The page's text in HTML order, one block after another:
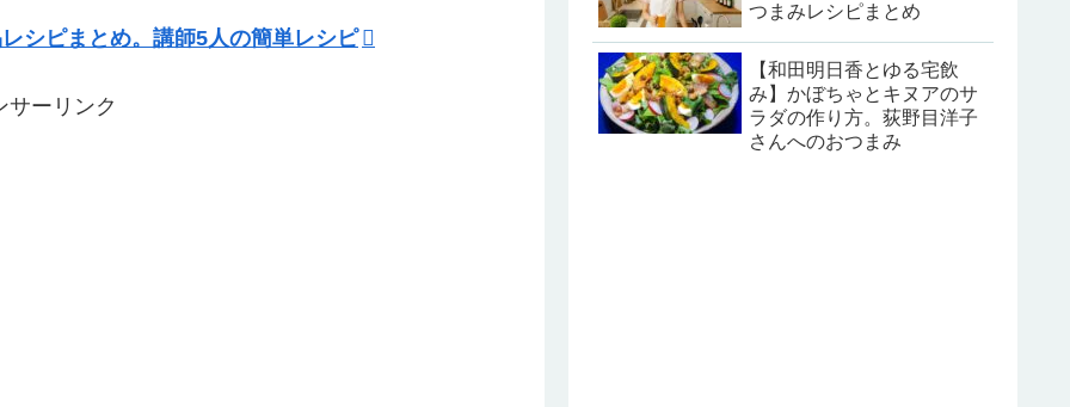
シピまとめ。講師5人の簡単レシピ
サーリンク
つまみレシピまとめ
【和田明日香とゆる宅飲
み】かぼちゃとキヌアのサ
ラダの作り方。荻野目洋子
さんへのおつまみ